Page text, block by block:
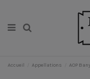
Accueil Appellations AOP